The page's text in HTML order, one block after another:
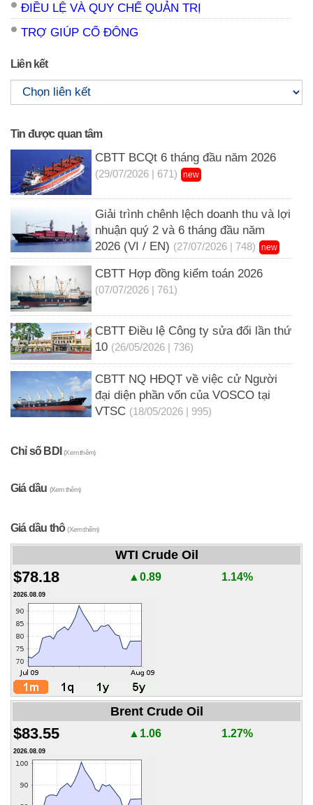
ĐIỀU LỆ VÀ QUY CHẾ QUẢN TRỊ
TRỢ GIÚP CỔ ĐÔNG
Liên kết
Tin được quan tâm
CBTT BCQt 6 tháng đầu năm 2026
(29/07/2026 | 671) new
Giải trình chênh lệch doanh thu và lợi
nhuận quý 2 và 6 tháng đầu năm
2026 (VI / EN) (27/07/2026 | 748) new
CBTT Hợp đồng kiểm toán 2026
(07/07/2026 | 761)
CBTT Điều lệ Công ty sửa đổi lần thứ
10 (26/05/2026 | 736)
CBTT NQ HĐQT về việc cử Người
đại diện phần vốn của VOSCO tại
VTSC (18/05/2026 | 995)
Chỉ số BDI(Xem thêm)
Giá dầu (Xem thêm)
Giá dầu thô(Xem thêm)
WTI Crude Oil
$78.18 ▲0.89 1.14%
2026.08.09
Brent Crude Oil
$83.55 ▲1.06 1.27%
2026.08.09